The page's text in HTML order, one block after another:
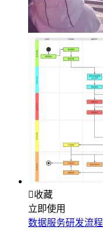
收藏
立即使用
数据服务研发流程